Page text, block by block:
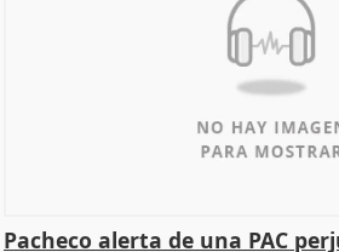
Pacheco alerta de una PAC